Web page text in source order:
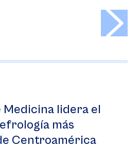
Medicina lidera el
más
Centroamérica